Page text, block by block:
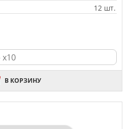
12 шт.
В КОРЗИНУ